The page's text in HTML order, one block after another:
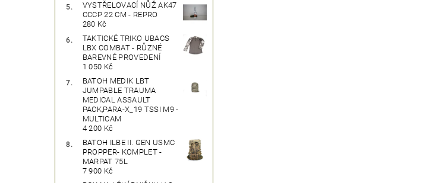
VYSTŘELOVACÍ NŮŽ AK47
CCCP 22 CM - REPRO
280 Kč
TAKTICKÉ TRIKO UBACS
LBX COMBAT - RŮZNÉ
BAREVNÉ PROVEDENÍ
1 050 Kč
BATOH MEDIK LBT
JUMPABLE TRAUMA
MEDICAL ASSAULT
PACK,PARA-X_19 TSSI M9 -
MULTICAM
4 200 Kč
BATOH ILBE II. GEN USMC
PROPPER- KOMPLET -
MARPAT 75L
7 900 Kč